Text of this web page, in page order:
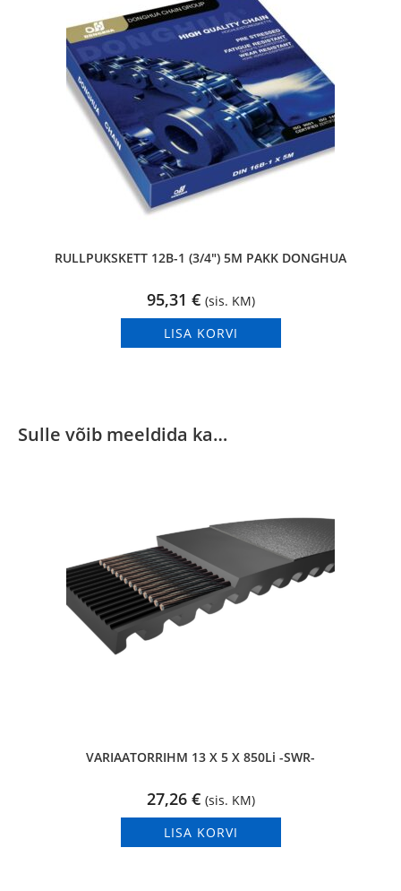
RULLPUKSKETT 12B-1 (3/4″) 5M PAKK DONGHUA
95,31 € (sis. KM)
LISA KORVI
Sulle võib meeldida ka…
VARIAATORRIHM 13 X 5 X 850Li -SWR-
27,26 € (sis. KM)
LISA KORVI